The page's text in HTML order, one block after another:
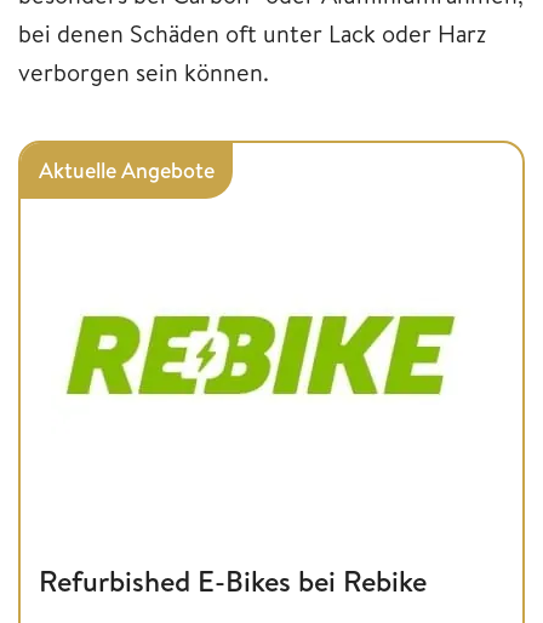
bei denen Schäden oft unter Lack oder Harz
verborgen sein können.
Aktuelle Angebote
Refurbished E-Bikes bei Rebike